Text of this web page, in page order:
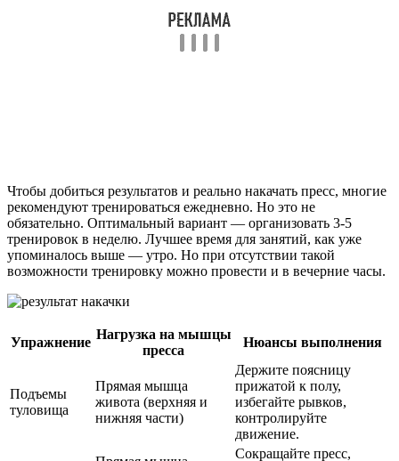
Чтобы добиться результатов и реально накачать пресс, многие
рекомендуют тренироваться ежедневно. Но это не
обязательно. Оптимальный вариант — организовать 3-5
тренировок в неделю. Лучшее время для занятий, как уже
упоминалось выше — утро. Но при отсутствии такой
возможности тренировку можно провести и в вечерние часы.
Упражнение
Нагрузка на мышцы
пресса
Нюансы выполнения
Подъемы
туловища
Прямая мышца
живота (верхняя и
нижняя части)
Держите поясницу
прижатой к полу,
избегайте рывков,
контролируйте
движение.
Сокращайте пресс,